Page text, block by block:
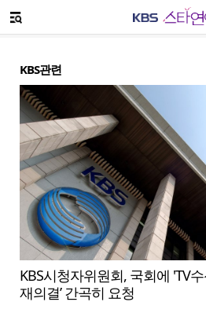
메뉴 열기
KBS관련
KBS시청자위원회, 국회에 'TV
재의결’ 간곡히 요청